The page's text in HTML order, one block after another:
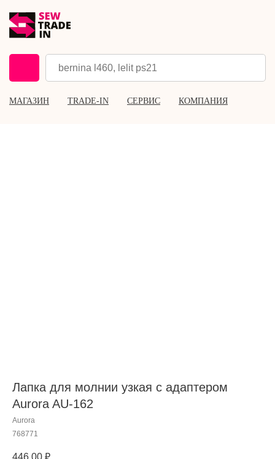
МАГАЗИН TRADE-IN СЕРВИС КОМПАНИЯ
Лапка для молнии узкая с адаптером
Aurora AU-162
Aurora
768771